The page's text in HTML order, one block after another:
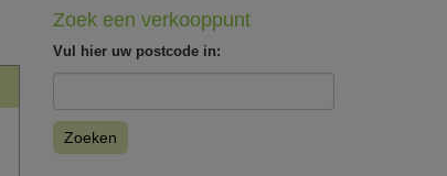
Zoek een verkooppunt
Vul hier uw postcode in:
Zoeken